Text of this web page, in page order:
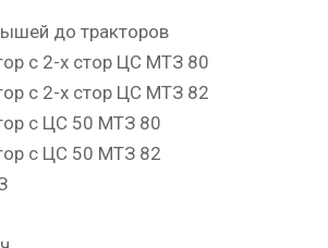
до тракторов
с 2-х стор ЦС МТЗ 80
с 2-х стор ЦС МТЗ 82
с ЦС 50 МТЗ 80
с ЦС 50 МТЗ 82